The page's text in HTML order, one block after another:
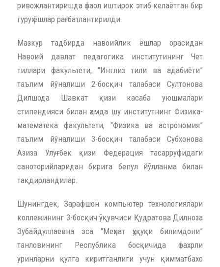
ривожлантиришда фаол иштирок этиб келаётган бир
гуруҳ ёшлар рағбатлантирилди.
Мазкур тадбирда навоийлик ёшлар орасидан
Навоий давлат педагогика институтининг Чет
тиллари факультети, "Инглиз тили ва адабиёти”
таълим йўналиши 2-босқич талабаси Султонова
Дилшода Шавкат қизи касаба уюшмалари
стипендияси билан ҳамда шу институтнинг Физика-
математека факультети, "Физика ва астрономия”
таълим йўналиши 3-босқич талабаси Субхонова
Азиза Улуғбек қизи Федерация тасарруфидаги
саноторийларидан бирига бепул йўлланма билан
тақдирландилар.
Шунингдек, Зарафшон компьютер технологиялари
коллежининг 3-босқич ўқувчиси Қудратова Дилноза
Зубайдуллаевна эса "Меҳнат ҳуқуқи билимдони”
танловининг Республика босқичида фахрли
ўринларни қўлга киритганлиги учун қимматбахо